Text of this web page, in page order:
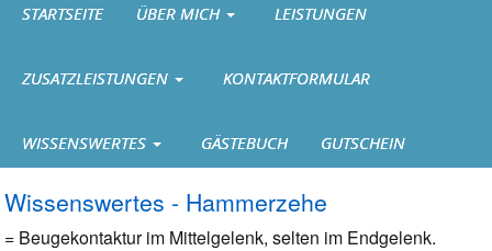
STARTSEITE ÜBER MICH LEISTUNGEN
ZUSATZLEISTUNGEN KONTAKTFORMULAR
WISSENSWERTES GÄSTEBUCH GUTSCHEIN
Wissenswertes - Hammerzehe
= Beugekontaktur im Mittelgelenk, selten im Endgelenk.